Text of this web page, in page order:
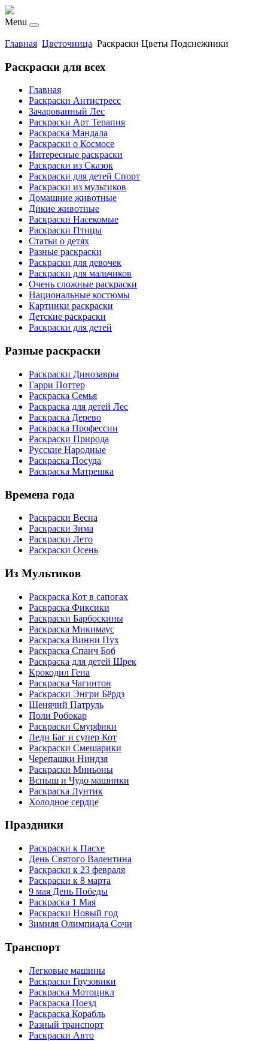
Menu
Главная Цветочница Раскраски Цветы Подснежники
Раскраски для всех
Главная
Раскраски Антистресс
Зачарованный Лес
Раскраски Арт Терапия
Раскраска Мандала
Раскраски о Космосе
Интересные раскраски
Раскраски из Сказок
Раскраски для детей Спорт
Раскраски из мультиков
Домашние животные
Дикие животные
Раскраски Насекомые
Раскраски Птицы
Статьи о детях
Разные раскраски
Раскраски для девочек
Раскраски для мальчиков
Очень сложные раскраски
Национальные костюмы
Картинки раскраски
Детские раскраски
Раскраски для детей
Разные раскраски
Раскраски Динозавры
Гарри Поттер
Раскраска Семья
Раскраска для детей Лес
Раскраска Дерево
Раскраска Профессии
Раскраски Природа
Русские Народные
Раскраска Посуда
Раскраска Матрешка
Времена года
Раскраски Весна
Раскраски Зима
Раскраски Лето
Раскраски Осень
Из Мультиков
Раскраска Кот в сапогах
Раскраска Фиксики
Раскраски Барбоскины
Раскраска Микимаус
Раскраска Винни Пух
Раскраска Спанч Боб
Раскраска для детей Шрек
Крокодил Гена
Раскраска Чагинтон
Раскраски Энгри Бёрдз
Щенячий Патруль
Поли Робокар
Раскраски Смурфики
Леди Баг и супер Кот
Раскраски Смешарики
Черепашки Ниндзя
Раскраски Миньоны
Вспыш и Чудо машинки
Раскраска Лунтик
Холодное сердце
Праздники
Раскраски к Пасхе
День Святого Валентина
Раскраски к 23 февраля
Раскраски к 8 марта
9 мая День Победы
Раскраска 1 Мая
Раскраски Новый год
Зимняя Олимпиада Сочи
Транспорт
Легковые машины
Раскраски Грузовики
Раскраска Мотоцикл
Раскраска Поезд
Раскраска Корабль
Разный транспорт
Раскраски Авто